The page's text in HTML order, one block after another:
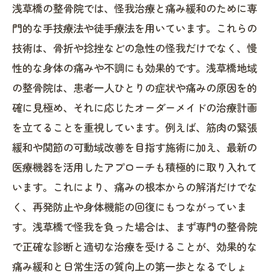
日常生活の質が向上した実例
浅草橋の整骨院が支える怪我治療の現場か
ら：患者の声と成功体験
痛みとさよならするために：浅草橋整骨院で
受けるべき5つの施術ポイント
浅草橋の整骨院では、怪我治療と痛み緩和のために専
門的な手技療法や徒手療法を用いています。これらの
技術は、骨折や捻挫などの急性の怪我だけでなく、慢
性的な身体の痛みや不調にも効果的です。浅草橋地域
の整骨院は、患者一人ひとりの症状や痛みの原因を的
確に見極め、それに応じたオーダーメイドの治療計画
を立てることを重視しています。例えば、筋肉の緊張
緩和や関節の可動域改善を目指す施術に加え、最新の
医療機器を活用したアプローチも積極的に取り入れて
います。これにより、痛みの根本からの解消だけでな
く、再発防止や身体機能の回復にもつながっていま
す。浅草橋で怪我を負った場合は、まず専門の整骨院
で正確な診断と適切な治療を受けることが、効果的な
痛み緩和と日常生活の質向上の第一歩となるでしょ